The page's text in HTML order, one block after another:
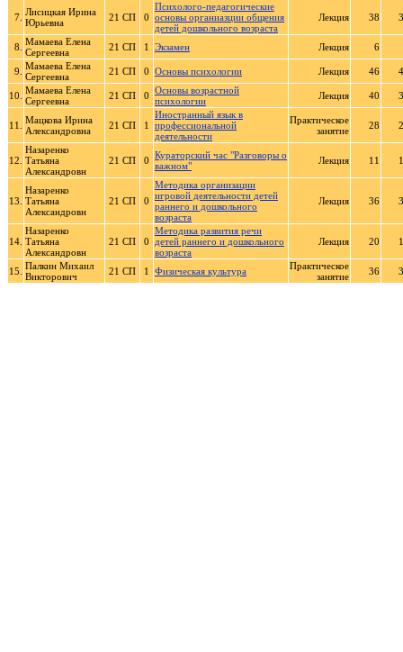
7. Лисицкая Ирина
Юрьевна
21 СП 0
Психолого-педагогические
основы органиазции общения
детей дошкольного возраста
Лекция 38
8. Мамаева Елена
Сергеевна
21 СП 1 Экзамен Лекция 6
9. Мамаева Елена
Сергеевна
21 СП 0 Основы психологии Лекция 46
10. Мамаева Елена
Сергеевна
21 СП 0 Основы возрастной
психологии
Лекция 40
11.
Мацкова Ирина
Александровна
21 СП 1
Иностранный язык в
профессиональной
деятельности
Практическое
занятие
28
12.
Назаренко
Татьяна
Александровн
21 СП 0 Кураторский час "Разговоры о
важном"
Лекция 11
13.
Назаренко
Татьяна
Александровн
21 СП 0
Методика организации
игровой деятельности детей
раннего и дошкольного
возраста
Лекция 36
14.
Назаренко
Татьяна
Александровн
21 СП 0
Методика развития речи
детей раннего и дошкольного
возраста
Лекция 20
15. Палкин Михаил
Викторович
21 СП 1 Физическая культура
Практическое
занятие
36